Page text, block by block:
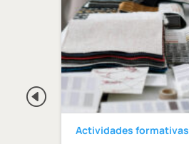
Actividades formativas